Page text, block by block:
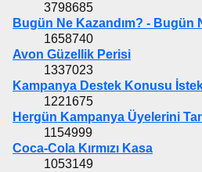
3798685
Bugün Ne Kazandım? - Bugün
1658740
Avon Güzellik Perisi
1337023
Kampanya Destek Konusu
1221675
Hergün Kampanya Üyelerini
1154999
Coca-Cola Kırmızı Kasa
1053149